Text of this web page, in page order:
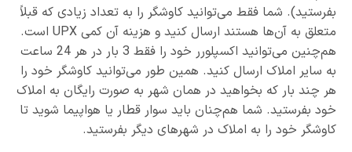
بفرستید). شما فقط می‌توانید کاوشگر را به تعداد زیادی که قبلاً
متعلق به آن‌ها هستند ارسال کنید و هزینه آن کمی UPX است.
هم‌چنین می‌توانید اکسپلورر خود را فقط 3 بار در هر 24 ساعت
به سایر املاک ارسال کنید. همین طور می‌توانید کاوشگر خود را
هر چند بار که بخواهید در همان شهر به صورت رایگان به املاک
خود بفرستید. شما هم‌چنان باید سوار قطار یا هواپیما شوید تا
کاوشگر خود را به املاک در شهرهای دیگر بفرستید.